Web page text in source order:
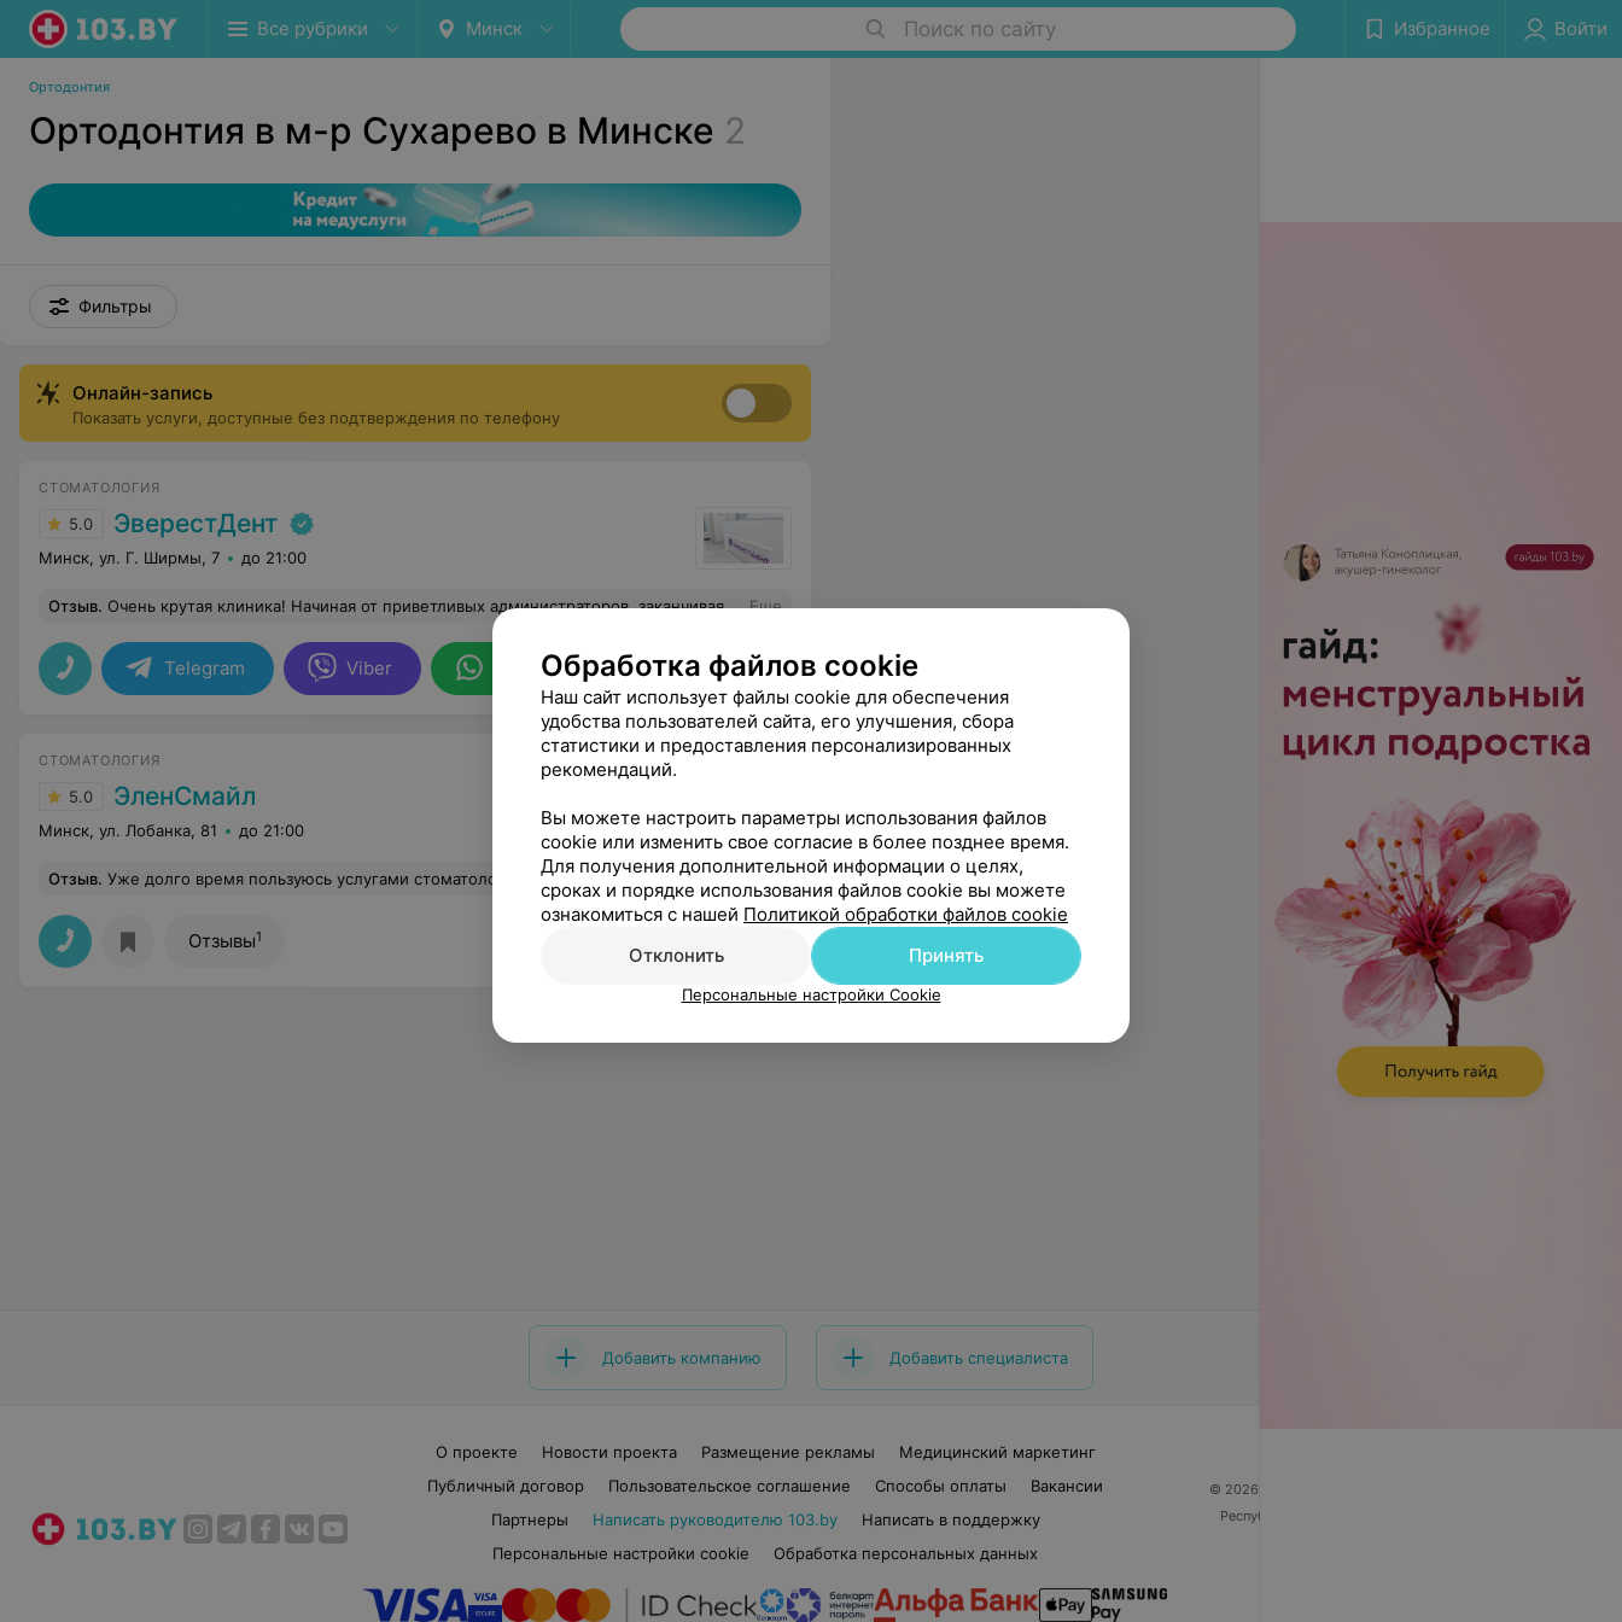
Все рубрики Минск Поиск по сайту Избранное Войти
Ортодонтия
Ортодонтия в м-р Сухарево в Минске 2
Фильтры
Онлайн-запись
Показать услуги, доступные без подтверждения по телефону
СТОМАТОЛОГИЯ
5.0 ЭверестДент
Минск, ул. Г. Ширмы, 7 до 21:00
Отзыв. Очень крутая клиника! Начиная от приветливых администраторов, заканчивая супер-профессиональными врачами! Сейчас в процессе установки брекетов у доктора Феоктистова, всем очень довольна! Еще
Telegram Viber WhatsApp
СТОМАТОЛОГИЯ
5.0 ЭленСмайл
Минск, ул. Лобанка, 81 до 21:00
Отзыв. Уже долго время пользуюсь услугами стоматологии "ЭленСмайл". Прекрасные врачи, демократичные цены. Большая благодарность Олесе Владимировне, чуткий врач и профессионал своего дела! Еще
Отзывы1
Добавить компанию Добавить специалиста
О проекте Новости проекта Размещение рекламы
Медицинский маркетинг
Публичный договор
Пользовательское соглашение Способы оплаты
Вакансии
Партнеры
Написать руководителю 103.by
Написать в поддержку
Персональные настройки cookie
Обработка персональных данных
© 2026 ООО «Артокс Лаб», УНП 191700409
Республика Беларусь, г. Минск, улица Толбухина, 2,
Обработка файлов cookie
Наш сайт использует файлы cookie для обеспечения
удобства пользователей сайта, его улучшения, сбора
статистики и предоставления персонализированных
рекомендаций.
Вы можете настроить параметры использования файлов
cookie или изменить свое согласие в более позднее время.
Для получения дополнительной информации о целях,
сроках и порядке использования файлов cookie вы можете
ознакомиться с нашей Политикой обработки файлов cookie
Отклонить
Принять
Персональные настройки Cookie